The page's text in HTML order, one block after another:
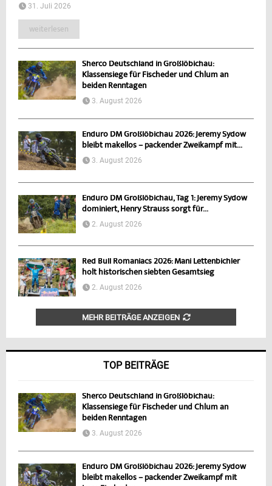
31. Juli 2026
weiterlesen
Sherco Deutschland in Großlöbichau:
Klassensiege für Fischeder und Chlum an
beiden Renntagen
3. August 2026
Enduro DM Großlöbichau 2026: Jeremy Sydow
bleibt makellos – packender Zweikampf mit...
3. August 2026
Enduro DM Großlöbichau, Tag 1: Jeremy Sydow
dominiert, Henry Strauss sorgt für...
2. August 2026
Red Bull Romaniacs 2026: Mani Lettenbichler
holt historischen siebten Gesamtsieg
2. August 2026
MEHR BEITRÄGE ANZEIGEN
TOP BEITRÄGE
Sherco Deutschland in Großlöbichau:
Klassensiege für Fischeder und Chlum an
beiden Renntagen
3. August 2026
Enduro DM Großlöbichau 2026: Jeremy Sydow
bleibt makellos – packender Zweikampf mit